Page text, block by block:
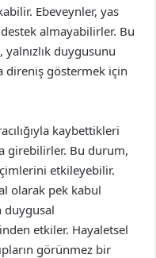
Ebeveynler, yas
almayabilirler. Bu
duygusunu
direniş göstermek için
kaybettikleri
girebilirler. Bu durum,
etkileyebilir.
olarak pek kabul
duygusal
etkiler. Hayaletsel
görünmez bir